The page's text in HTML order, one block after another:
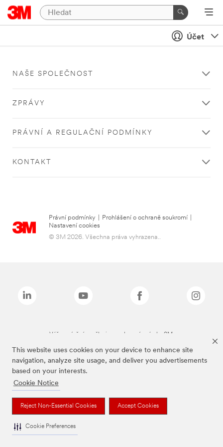
This website uses cookies on your device to enhance site
navigation, analyze site usage, and deliver you advertisements
based on your interests.
Cookie Notice
Reject Non-Essential Cookies Accept Cookies
Cookie Preferences
Účet
NAŠE SPOLEČNOST
ZPRÁVY
PRÁVNÍ A REGULAČNÍ PODMÍNKY
KONTAKT
Právní podmínky Prohlášení o ochraně soukromí
Nastavení cookies
© 3M 2026. Všechna práva vyhrazena..
Výše zmíněné značky jsou ochranné známky 3M.